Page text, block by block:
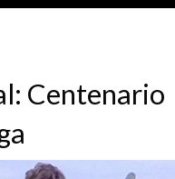
Centenario